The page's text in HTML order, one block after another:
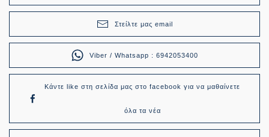
Στείλτε μας email
Viber / Whatsapp : 6942053400
Κάντε like στη σελίδα μας στο facebook για να μαθαίνετε
όλα τα νέα